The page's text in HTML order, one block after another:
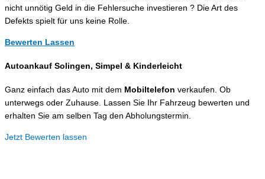
nicht unnötig Geld in die Fehlersuche investieren ? Die Art des
Defekts spielt für uns keine Rolle.
Bewerten Lassen
Autoankauf Solingen, Simpel & Kinderleicht
Ganz einfach das Auto mit dem Mobiltelefon verkaufen. Ob
unterwegs oder Zuhause. Lassen Sie Ihr Fahrzeug bewerten und
erhalten Sie am selben Tag den Abholungstermin.
Jetzt Bewerten lassen